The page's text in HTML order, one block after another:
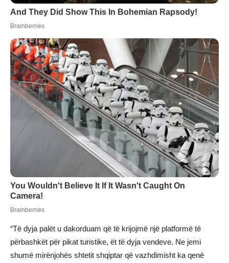
“Të dyja palët u dakorduam që të krijojmë një platformë të
përbashkët për pikat turistike, ët të dyja vendeve. Ne jemi
shumë mirënjohës shtetit shqiptar që vazhdimisht ka qenë